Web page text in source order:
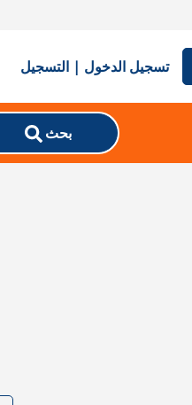
تسجيل الدخول | التسجيل
بحث